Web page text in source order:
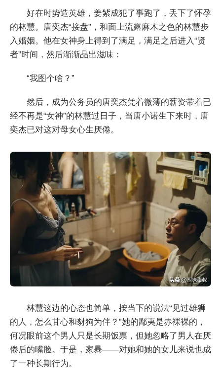
好在时势造英雄，姜紫成犯了事跑了，丢下了怀孕
的林慧。唐奕杰“接盘”，和面上流露麻木之色的林慧步
入婚姻。他在女神身上得到了满足，满足之后进入“贤
者”时间，然后渐渐品出滋味：
“我图个啥？”
然后，成为公务员的唐奕杰凭着微薄的薪资带着已
经不再是“女神”的林慧过日子，当唐小诺生下来时，唐
奕杰已对这对母女心生厌倦。
林慧这边的心态也简单，按当下的说法“见过雄狮
的人，怎么甘心和豺狗为伴？”她的鄙夷是赤裸裸的，
何况眼前这个男人只是长期饭票，但她忽略了男人在厌
倦后的嘴脸。于是，家暴——对她和她的女儿来说也成
了一种长期行为。